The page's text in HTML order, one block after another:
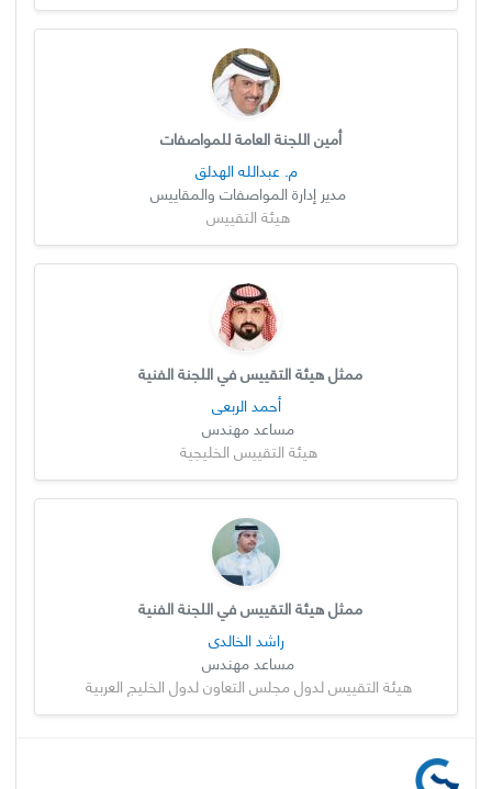
أمين اللجنة العامة للمواصفات
م. عبدالله الهدلق
مدير إدارة المواصفات والمقاييس
هيئة التقييس
ممثل هيئة التقييس في اللجنة الفنية
أحمد الربعي
مساعد مهندس
هيئة التقييس الخليجية
ممثل هيئة التقييس في اللجنة الفنية
راشد الخالدي
مساعد مهندس
هيئة التقييس لدول مجلس التعاون لدول الخليج العربية